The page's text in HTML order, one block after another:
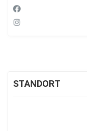
STANDORT